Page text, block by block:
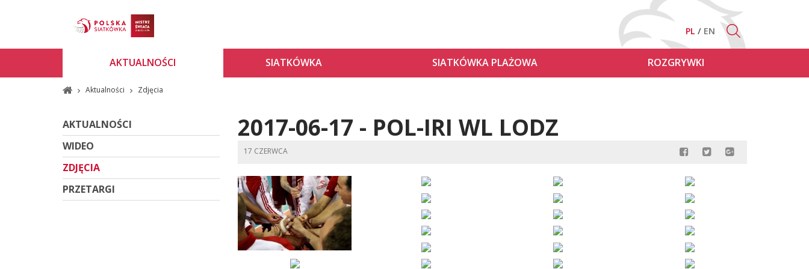
PL EN
AKTUALNOŚCI SIATKÓWKA SIATKÓWKA PLAŻOWA ROZGRYWKI
Aktualności Zdjęcia
AKTUALNOŚCI
WIDEO
ZDJĘCIA
PRZETARGI
2017-06-17 - POL-IRI WL LODZ
17 CZERWCA